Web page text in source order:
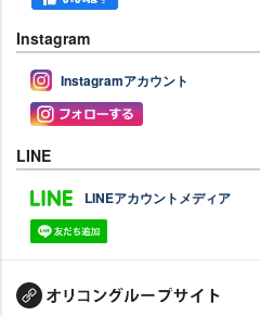
Instagram
Instagramアカウント
LINE
LINEアカウントメディア